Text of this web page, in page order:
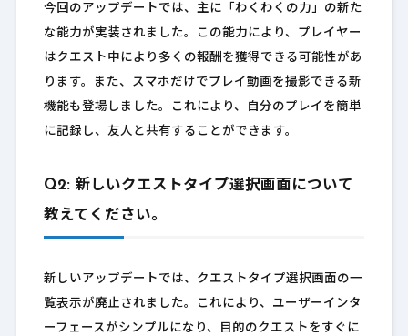
今回のアップデートでは、主に「わくわくの力」の新た
な能力が実装されました。この能力により、プレイヤー
はクエスト中により多くの報酬を獲得できる可能性があ
ります。また、スマホだけでプレイ動画を撮影できる新
機能も登場しました。これにより、自分のプレイを簡単
に記録し、友人と共有することができます。
Q2: 新しいクエストタイプ選択画面について
教えてください。
新しいアップデートでは、クエストタイプ選択画面の一
覧表示が廃止されました。これにより、ユーザーインタ
ーフェースがシンプルになり、目的のクエストをすぐに